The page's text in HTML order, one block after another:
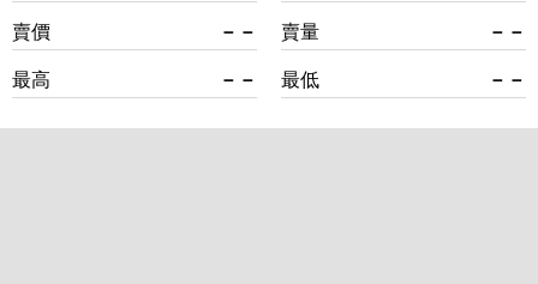
賣價 －－
最高 －－
賣量 －－
最低 －－